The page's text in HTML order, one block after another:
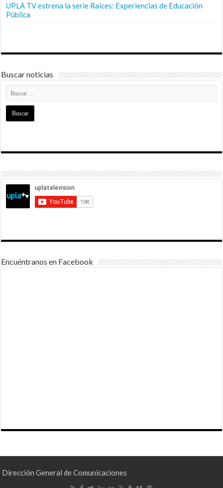
UPLA TV estrena la serie Raíces: Experiencias de Educación
Pública
Buscar noticias
Encuéntranos en Facebook
Dirección General de Comunicaciones